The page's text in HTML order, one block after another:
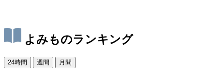
よみものランキング
24時間 週間 月間